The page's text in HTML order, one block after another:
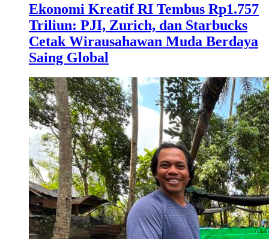
Ekonomi Kreatif RI Tembus Rp1.757
Triliun: PJI, Zurich, dan Starbucks
Cetak Wirausahawan Muda Berdaya
Saing Global